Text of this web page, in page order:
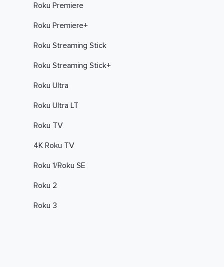
Roku Premiere
Roku Premiere+
Roku Streaming Stick
Roku Streaming Stick+
Roku Ultra
Roku Ultra LT
Roku TV
4K Roku TV
Roku 1/Roku SE
Roku 2
Roku 3